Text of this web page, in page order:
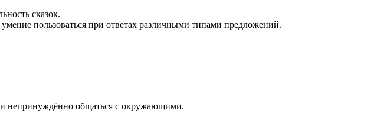
сказок.
умение пользоваться при ответах различными типами предложений.
и непринуждённо общаться с окружающими.